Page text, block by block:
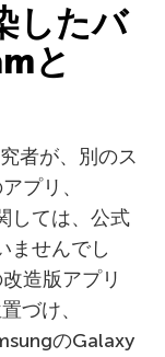
したバ
と
者が、別のス
プリ、
しては、公式
ませんでし
造版アプリ
づけ、
のGalaxy